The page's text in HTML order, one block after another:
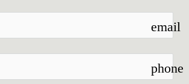
email
phone